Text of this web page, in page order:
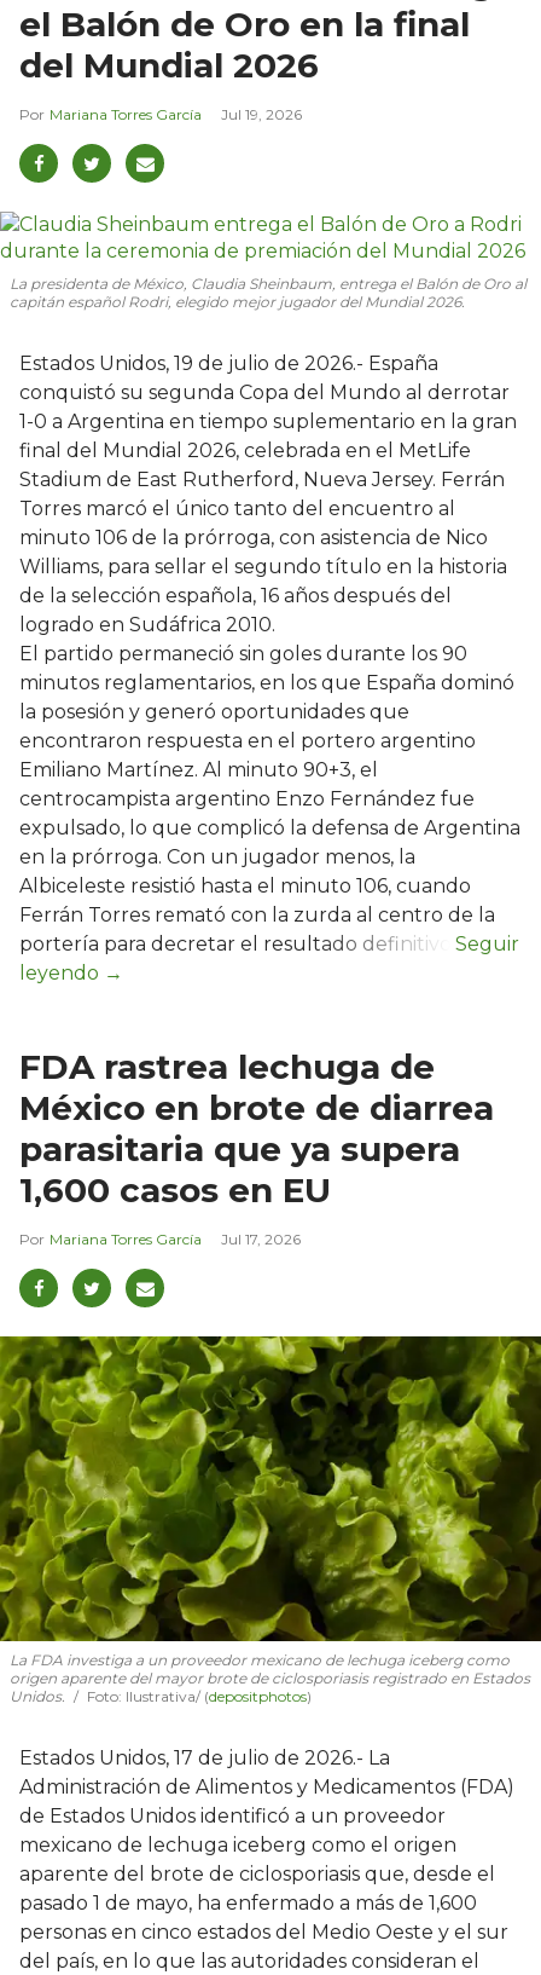
el Balón de Oro en la final
del Mundial 2026
Mariana Torres García Jul 19, 2026
La presidenta de México, Claudia Sheinbaum, entrega el Balón de Oro al
capitán español Rodri, elegido mejor jugador del Mundial 2026.
Estados Unidos, 19 de julio de 2026.- España
conquistó su segunda Copa del Mundo al derrotar
1-0 a Argentina en tiempo suplementario en la gran
final del Mundial 2026, celebrada en el MetLife
Stadium de East Rutherford, Nueva Jersey. Ferrán
Torres marcó el único tanto del encuentro al
minuto 106 de la prórroga, con asistencia de Nico
Williams, para sellar el segundo título en la historia
de la selección española, 16 años después del
logrado en Sudáfrica 2010.
El partido permaneció sin goles durante los 90
minutos reglamentarios, en los que España dominó
la posesión y generó oportunidades que
encontraron respuesta en el portero argentino
Emiliano Martínez. Al minuto 90+3, el
centrocampista argentino Enzo Fernández fue
expulsado, lo que complicó la defensa de Argentina
en la prórroga. Con un jugador menos, la
Albiceleste resistió hasta el minuto 106, cuando
Ferrán Torres remató con la zurda al centro de la
portería para decretar el resultado definitivo.
FDA rastrea lechuga de
México en brote de diarrea
parasitaria que ya supera
1,600 casos en EU
Mariana Torres García Jul 17, 2026
La FDA investiga a un proveedor mexicano de lechuga iceberg como
origen aparente del mayor brote de ciclosporiasis registrado en Estados
Unidos.
Foto: Ilustrativa/ (depositphotos)
Estados Unidos, 17 de julio de 2026.- La
Administración de Alimentos y Medicamentos (FDA)
de Estados Unidos identificó a un proveedor
mexicano de lechuga iceberg como el origen
aparente del brote de ciclosporiasis que, desde el
pasado 1 de mayo, ha enfermado a más de 1,600
personas en cinco estados del Medio Oeste y el sur
del país, en lo que las autoridades consideran el